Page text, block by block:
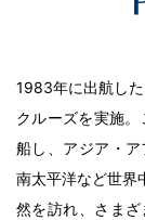
1983年に出航し
クルーズを実施
船し、アジア・
南太平洋など世界
然を訪れ、さま